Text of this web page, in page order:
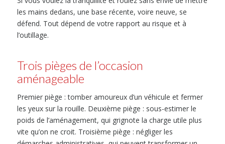
les mains dedans, une base récente, voire neuve, se
défend. Tout dépend de votre rapport au risque et à
l’outillage.
Trois pièges de l’occasion
aménageable
Premier piège : tomber amoureux d’un véhicule et fermer
les yeux sur la rouille. Deuxième piège : sous-estimer le
poids de l’aménagement, qui grignote la charge utile plus
vite qu’on ne croit. Troisième piège : négliger les